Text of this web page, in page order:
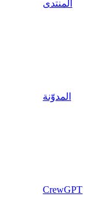
المنتدى
المدوّنة
CrewGPT